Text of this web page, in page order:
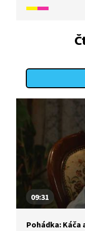
09:31
Pohádka: Káča